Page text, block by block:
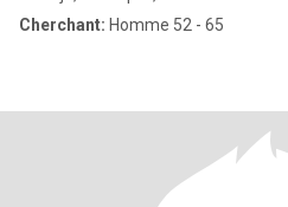
Cherchant: Homme 52 - 65